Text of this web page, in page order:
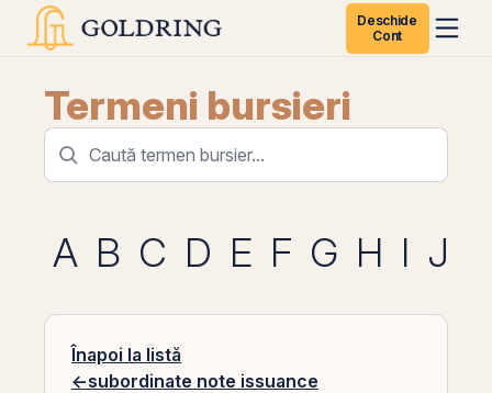
Deschide
Cont
Termeni bursieri
A B C D E F G H I J
Înapoi la listă
←subordinate note issuance